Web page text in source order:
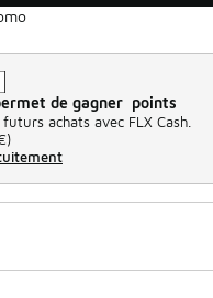
de gagner points
achats avec FLX Cash.
)